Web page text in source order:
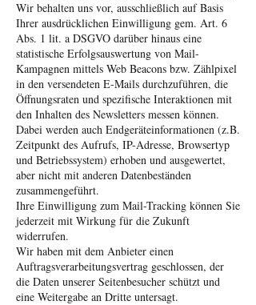
Wir behalten uns vor, ausschließlich auf Basis
Ihrer ausdrücklichen Einwilligung gem. Art. 6
Abs. 1 lit. a DSGVO darüber hinaus eine
statistische Erfolgsauswertung von Mail-
Kampagnen mittels Web Beacons bzw. Zählpixel
in den versendeten E-Mails durchzuführen, die
Öffnungsraten und spezifische Interaktionen mit
den Inhalten des Newsletters messen können.
Dabei werden auch Endgeräteinformationen (z.B.
Zeitpunkt des Aufrufs, IP-Adresse, Browsertyp
und Betriebssystem) erhoben und ausgewertet,
aber nicht mit anderen Datenbeständen
zusammengeführt.
Ihre Einwilligung zum Mail-Tracking können Sie
jederzeit mit Wirkung für die Zukunft
widerrufen.
Wir haben mit dem Anbieter einen
Auftragsverarbeitungsvertrag geschlossen, der
die Daten unserer Seitenbesucher schützt und
eine Weitergabe an Dritte untersagt.